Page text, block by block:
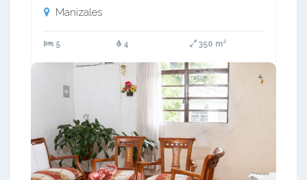
Manizales
5 4 350 m²